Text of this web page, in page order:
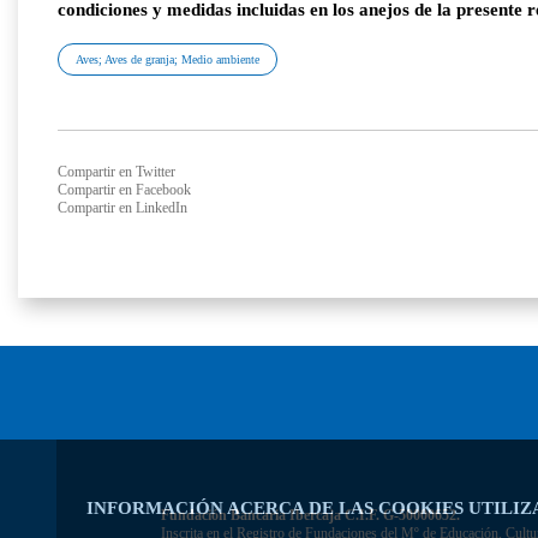
INFORMACIÓN ACERCA DE LAS COOKIES
condiciones y medidas incluidas en los anejos de la presente
Aves; Aves de granja; Medio ambiente
Compartir en Twitter
Compartir en Facebook
Compartir en LinkedIn
Fundación Bancaria Ibercaja C.I.F. G-50000652.
Inscrita en el Registro de Fundaciones del Mº de Educación,